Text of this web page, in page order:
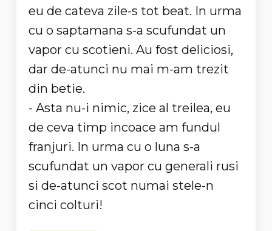
eu de cateva zile-s tot beat. In urma
cu o saptamana s-a scufundat un
vapor cu scotieni. Au fost deliciosi,
dar de-atunci nu mai m-am trezit
din betie.
- Asta nu-i nimic, zice al treilea, eu
de ceva timp incoace am fundul
franjuri. In urma cu o luna s-a
scufundat un vapor cu generali rusi
si de-atunci scot numai stele-n
cinci colturi!